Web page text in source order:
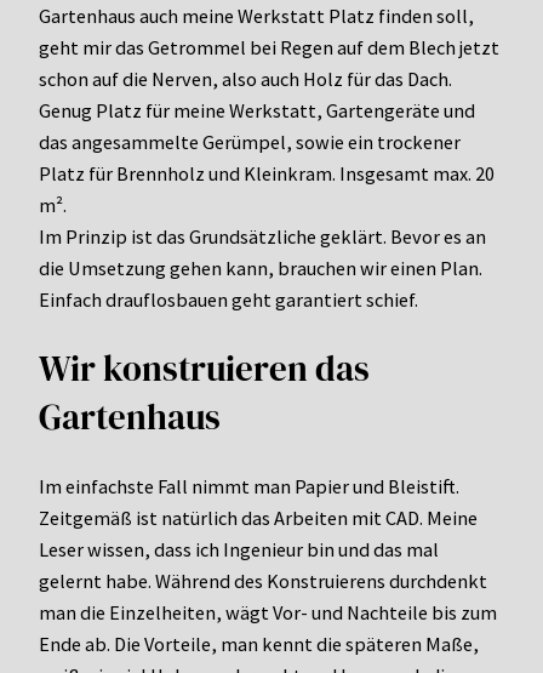
Gartenhaus auch meine Werkstatt Platz finden soll,
geht mir das Getrommel bei Regen auf dem Blech jetzt
schon auf die Nerven, also auch Holz für das Dach.
Genug Platz für meine Werkstatt, Gartengeräte und
das angesammelte Gerümpel, sowie ein trockener
Platz für Brennholz und Kleinkram. Insgesamt max. 20
m².
Im Prinzip ist das Grundsätzliche geklärt. Bevor es an
die Umsetzung gehen kann, brauchen wir einen Plan.
Einfach drauflosbauen geht garantiert schief.
Wir konstruieren das
Gartenhaus
Im einfachste Fall nimmt man Papier und Bleistift.
Zeitgemäß ist natürlich das Arbeiten mit CAD. Meine
Leser wissen, dass ich Ingenieur bin und das mal
gelernt habe. Während des Konstruierens durchdenkt
man die Einzelheiten, wägt Vor- und Nachteile bis zum
Ende ab. Die Vorteile, man kennt die späteren Maße,